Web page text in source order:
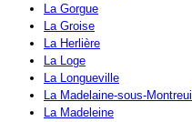
La Gorgue
La Groise
La Herlière
La Loge
La Longueville
La Madelaine-sous-Montreuil
La Madeleine